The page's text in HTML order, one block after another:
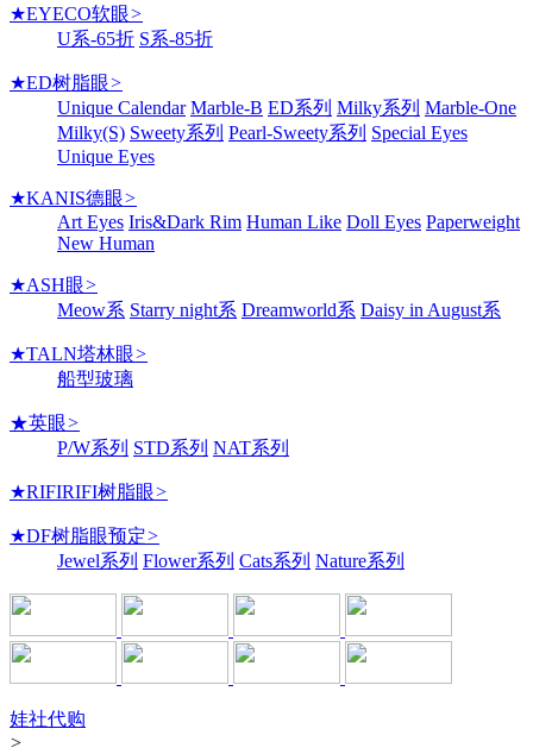
★EYECO软眼>
U系-65折 S系-85折
★ED树脂眼>
Unique Calendar Marble-B ED系列 Milky系列 Marble-One
Milky(S) Sweety系列 Pearl-Sweety系列 Special Eyes
Unique Eyes
★KANIS德眼>
Art Eyes Iris&Dark Rim Human Like Doll Eyes Paperweight
New Human
★ASH眼>
Meow系 Starry night系 Dreamworld系 Daisy in August系
★TALN塔林眼>
船型玻璃
★英眼>
P/W系列 STD系列 NAT系列
★RIFIRIFI树脂眼>
★DF树脂眼预定>
Jewel系列 Flower系列 Cats系列 Nature系列
娃社代购
>